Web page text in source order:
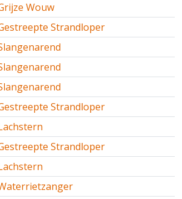
Wouw
Strandloper
Strandloper
Strandloper